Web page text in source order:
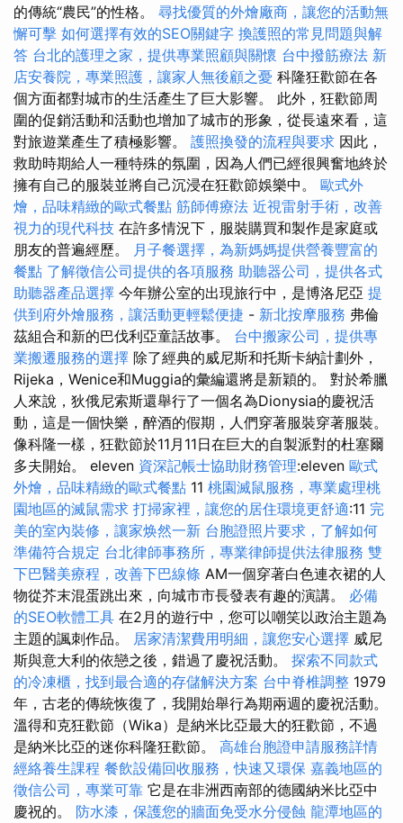
的傳統“農民”的性格。 尋找優質的外燴廠商，讓您的活動無
懈可擊 如何選擇有效的SEO關鍵字 換護照的常見問題與解
答 台北的護理之家，提供專業照顧與關懷 台中撥筋療法 新
店安養院，專業照護，讓家人無後顧之憂 科隆狂歡節在各
個方面都對城市的生活產生了巨大影響。 此外，狂歡節周
圍的促銷活動和活動也增加了城市的形象，從長遠來看，這
對旅遊業產生了積極影響。 護照換發的流程與要求 因此，
救助時期給人一種特殊的氛圍，因為人們已經很興奮地終於
擁有自己的服裝並將自己沉浸在狂歡節娛樂中。 歐式外
燴，品味精緻的歐式餐點 筋師傅療法 近視雷射手術，改善
視力的現代科技 在許多情況下，服裝購買和製作是家庭或
朋友的普遍經歷。 月子餐選擇，為新媽媽提供營養豐富的
餐點 了解徵信公司提供的各項服務 助聽器公司，提供各式
助聽器產品選擇 今年辦公室的出現旅行中，是博洛尼亞 提
供到府外燴服務，讓活動更輕鬆便捷 - 新北按摩服務 弗倫
茲組合和新的巴伐利亞童話故事。 台中搬家公司，提供專
業搬遷服務的選擇 除了經典的威尼斯和托斯卡納計劃外，
Rijeka，Wenice和Muggia的彙編還將是新穎的。 對於希臘
人來說，狄俄尼索斯還舉行了一個名為Dionysia的慶祝活
動，這是一個快樂，醉酒的假期，人們穿著服裝穿著服裝。
像科隆一樣，狂歡節於11月11日在巨大的自製派對的杜塞爾
多夫開始。 eleven 資深記帳士協助財務管理:eleven 歐式
外燴，品味精緻的歐式餐點 11 桃園滅鼠服務，專業處理桃
園地區的滅鼠需求 打掃家裡，讓您的居住環境更舒適:11 完
美的室內裝修，讓家焕然一新 台胞證照片要求，了解如何
準備符合規定 台北律師事務所，專業律師提供法律服務 雙
下巴醫美療程，改善下巴線條 AM一個穿著白色連衣裙的人
物從芥末混蛋跳出來，向城市市長發表有趣的演講。 必備
的SEO軟體工具 在2月的遊行中，您可以嘲笑以政治主題為
主題的諷刺作品。 居家清潔費用明細，讓您安心選擇 威尼
斯與意大利的依戀之後，錯過了慶祝活動。 探索不同款式
的冷凍櫃，找到最合適的存儲解決方案 台中脊椎調整 1979
年，古老的傳統恢復了，我開始舉行為期兩週的慶祝活動。
溫得和克狂歡節（Wika）是納米比亞最大的狂歡節，不過
是納米比亞的迷你科隆狂歡節。 高雄台胞證申請服務詳情
經絡養生課程 餐飲設備回收服務，快速又環保 嘉義地區的
徵信公司，專業可靠 它是在非洲西南部的德國納米比亞中
慶祝的。 防水漆，保護您的牆面免受水分侵蝕 龍潭地區的